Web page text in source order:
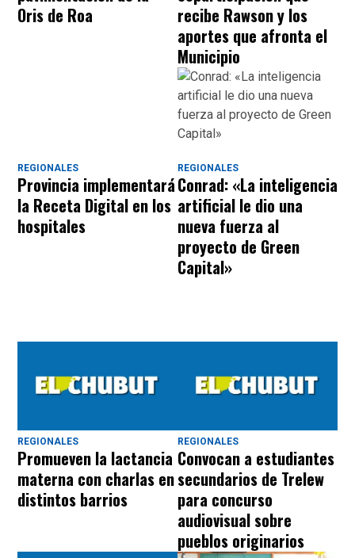
Oris de Roa
recibe Rawson y los
aportes que afronta el
Municipio
REGIONALES
Provincia implementará
la Receta Digital en los
hospitales
REGIONALES
Conrad: «La inteligencia
artificial le dio una
nueva fuerza al
proyecto de Green
Capital»
REGIONALES
Promueven la lactancia
materna con charlas en
distintos barrios
REGIONALES
Convocan a estudiantes
secundarios de Trelew
para concurso
audiovisual sobre
pueblos originarios